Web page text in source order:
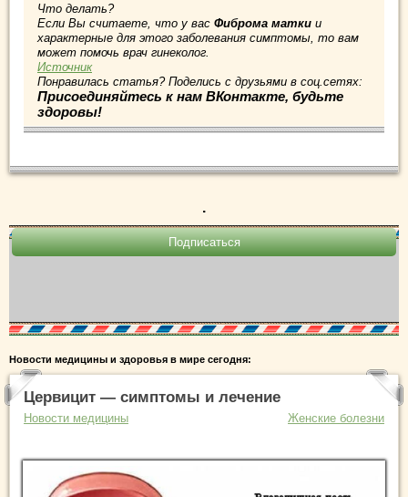
Что делать?
Если Вы считаете, что у вас Фиброма матки и
характерные для этого заболевания симптомы, то вам
может помочь врач гинеколог.
Источник
Понравилась статья? Поделись с друзьями в соц.сетях:
Присоединяйтесь к нам ВКонтакте, будьте
здоровы!
.
Новости медицины и здоровья в мире сегодня:
Цервицит — симптомы и лечение
Новости медицины Женские болезни